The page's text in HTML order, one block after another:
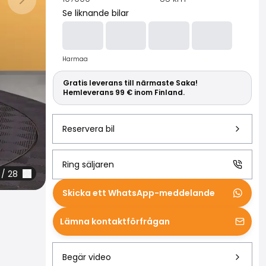
Nästa bild
28
Se liknande bilar
Harmaa
Gratis leverans till närmaste Saka!
Hemleverans 99 € inom Finland.
Reservera bil
Skicka ett WhatsApp-meddelande
Ring säljaren
Lämna kontaktförfrågan
Begär video